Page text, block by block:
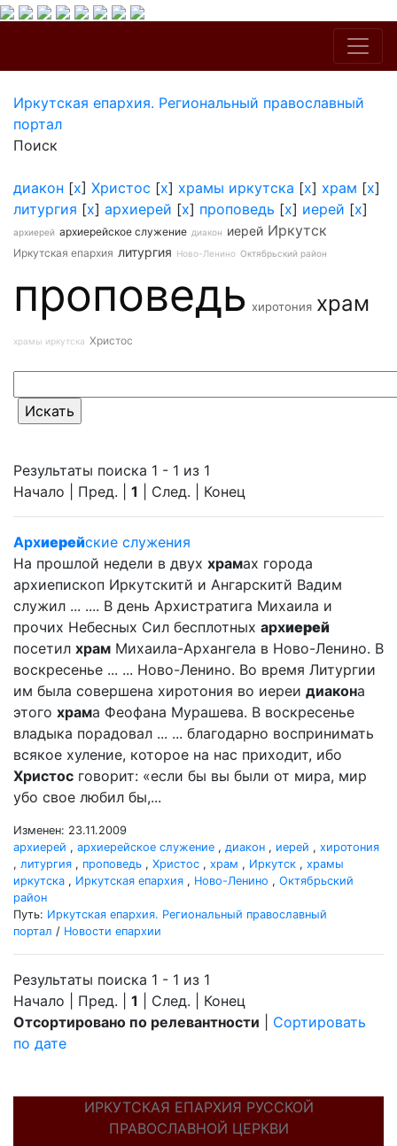
Иркутская епархия. Региональный православный
портал
Поиск
диакон [x] Христос [x] храмы иркутска [x] храм [x]
литургия [x] архиерей [x] проповедь [x] иерей [x]
архиерей архиерейское служение диакон иерей Иркутск
Иркутская епархия литургия Ново-Ленино Октябрьский район
проповедь хиротония храм
храмы иркутска Христос
Результаты поиска 1 - 1 из 1
Начало | Пред. | 1 | След. | Конец
Архиерейские служения
На прошлой недели в двух храмах города
архиепископ Иркутскитй и Ангарскитй Вадим
служил ... .... В день Архистратига Михаила и
прочих Небесных Сил бесплотных архиерей
посетил храм Михаила-Архангела в Ново-Ленино. В
воскресенье ... ... Ново-Ленино. Во время Литургии
им была совершена хиротония во иереи диакона
этого храма Феофана Мурашева. В воскресенье
владыка порадовал ... ... благодарно воспринимать
всякое хуление, которое на нас приходит, ибо
Христос говорит: «если бы вы были от мира, мир
убо свое любил бы,...
Изменен: 23.11.2009
архиерей , архиерейское служение , диакон , иерей , хиротония
, литургия , проповедь , Христос , храм , Иркутск , храмы
иркутска , Иркутская епархия , Ново-Ленино , Октябрьский
район
Путь: Иркутская епархия. Региональный православный
портал / Новости епархии
Результаты поиска 1 - 1 из 1
Начало | Пред. | 1 | След. | Конец
Отсортировано по релевантности
Сортировать
по дате
ИРКУТСКАЯ ЕПАРХИЯ РУССКОЙ
ПРАВОСЛАВНОЙ ЦЕРКВИ